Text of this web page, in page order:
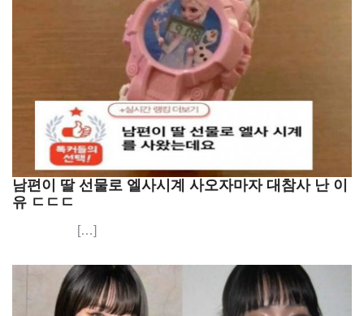
남편이 딸 선물로 엘사시계 사오자마자 대참사 난 이
유 ㄷㄷㄷ
[…]